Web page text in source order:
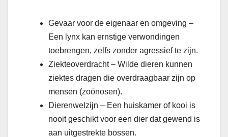
Gevaar voor de eigenaar en omgeving –
Een lynx kan ernstige verwondingen
toebrengen, zelfs zonder agressief te zijn.
Ziekteoverdracht – Wilde dieren kunnen
ziektes dragen die overdraagbaar zijn op
mensen (zoönosen).
Dierenwelzijn – Een huiskamer of kooi is
nooit geschikt voor een dier dat gewend is
aan uitgestrekte bossen.